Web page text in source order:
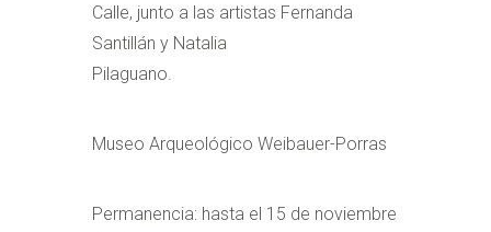
Calle, junto a las artistas Fernanda
Santillán y Natalia
Pilaguano.
Museo Arqueológico Weibauer-Porras
Permanencia: hasta el 15 de noviembre